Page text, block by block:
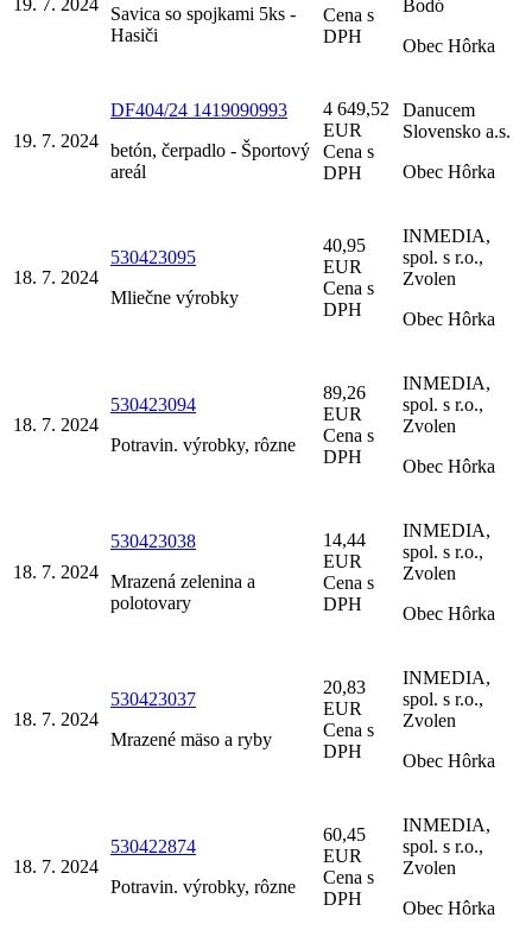
Savica so spojkami 5ks -
Hasiči
Cena s
DPH
Bodó
Obec Hôrka
19. 7. 2024
DF404/24 1419090993
betón, čerpadlo - Športový
areál
4 649,52
EUR
Cena s
DPH
Danucem
Slovensko a.s.
Obec Hôrka
18. 7. 2024
530423095
Mliečne výrobky
40,95
EUR
Cena s
DPH
INMEDIA,
spol. s r.o.,
Zvolen
Obec Hôrka
18. 7. 2024
530423094
Potravin. výrobky, rôzne
89,26
EUR
Cena s
DPH
INMEDIA,
spol. s r.o.,
Zvolen
Obec Hôrka
18. 7. 2024
530423038
Mrazená zelenina a
polotovary
14,44
EUR
Cena s
DPH
INMEDIA,
spol. s r.o.,
Zvolen
Obec Hôrka
18. 7. 2024
530423037
Mrazené mäso a ryby
20,83
EUR
Cena s
DPH
INMEDIA,
spol. s r.o.,
Zvolen
Obec Hôrka
18. 7. 2024
530422874
Potravin. výrobky, rôzne
60,45
EUR
Cena s
DPH
INMEDIA,
spol. s r.o.,
Zvolen
Obec Hôrka